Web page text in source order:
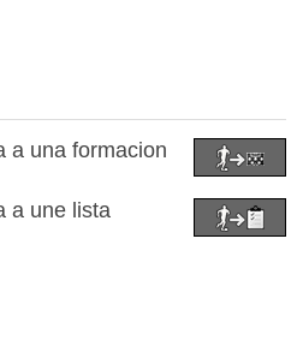
a una formacion
a une lista